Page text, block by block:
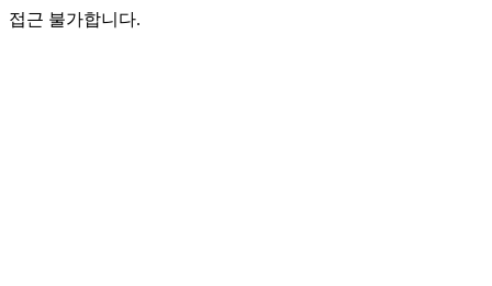
접근 불가합니다.